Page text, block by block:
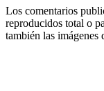
Los comentarios
reproducidos total o
también las imágenes